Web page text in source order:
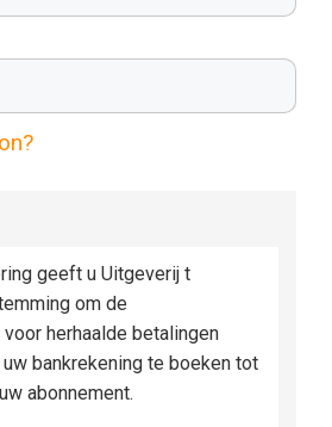
geeft u Uitgeverij t
om de
herhaalde betalingen
bankrekening te boeken tot
abonnement.